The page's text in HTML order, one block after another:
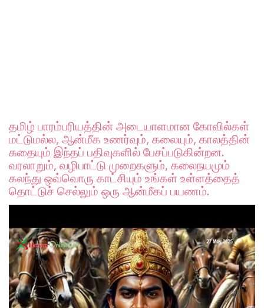
தமிழ் பாரம்பரியத்தின் அடையாளமான கோவில்கள்
மட்டுமல்ல, ஆன்மீக உணர்வும், கலையும், காலத்தின்
கதையும் இந்தப் பதிவுகளில் பேசப்படுகின்றன.
வரலாறும், வழிபாட்டு முறைகளும், கலைநயமும்
கலந்து ஒவ்வொரு காட்சியும் உங்கள் உள்ளத்தைத்
தொட்டுச் செல்லும் ஒரு ஆன்மீகப் பயணம்.